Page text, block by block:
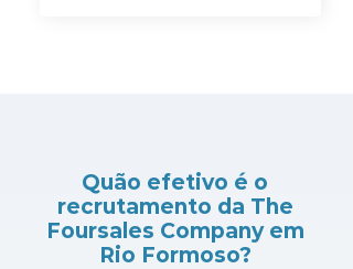
Quão efetivo é o
recrutamento da The
Foursales Company em
Rio Formoso?